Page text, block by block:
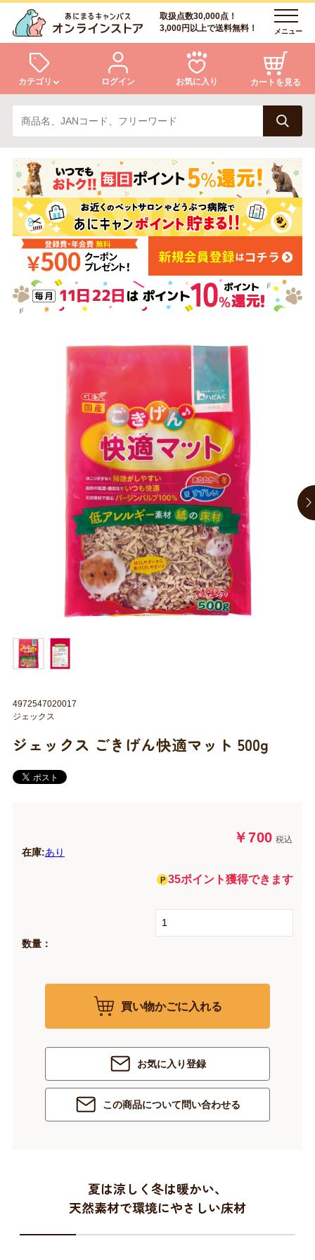
取扱点数30,000点！
3,000円以上で送料無料！
メニュー
カテゴリ
犬 猫
小動物・鳥 アクア・爬虫類・昆虫
ドッグフード キャットフード
美容・ケア用品 服・おさんぽ用品
日用品（デイリー） リビング雑貨
トリマーグッズ シニアサポート
ログイン お気に入り カートを見る
ログイン
会員登録
あにまるキャンパスについて
アフターサービス
商品リクエスト
お問い合わせ
ジェックス ごきげん快適マット 500g
￥700 税込
在庫:あり
35ポイント獲得できます
数量：
買い物かごに入れる
お気に入り登録
この商品について問い合わせる
4972547020017
ジェックス
夏は涼しく冬は暖かい、
天然素材で環境にやさしい床材